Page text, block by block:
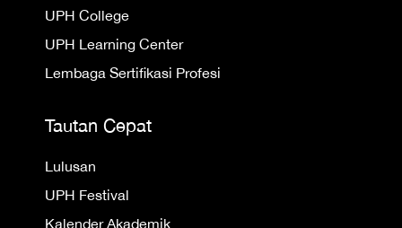
UPH College
UPH Learning Center
Lembaga Sertifikasi Profesi
Tautan Cepat
Lulusan
UPH Festival
Kalender Akademik